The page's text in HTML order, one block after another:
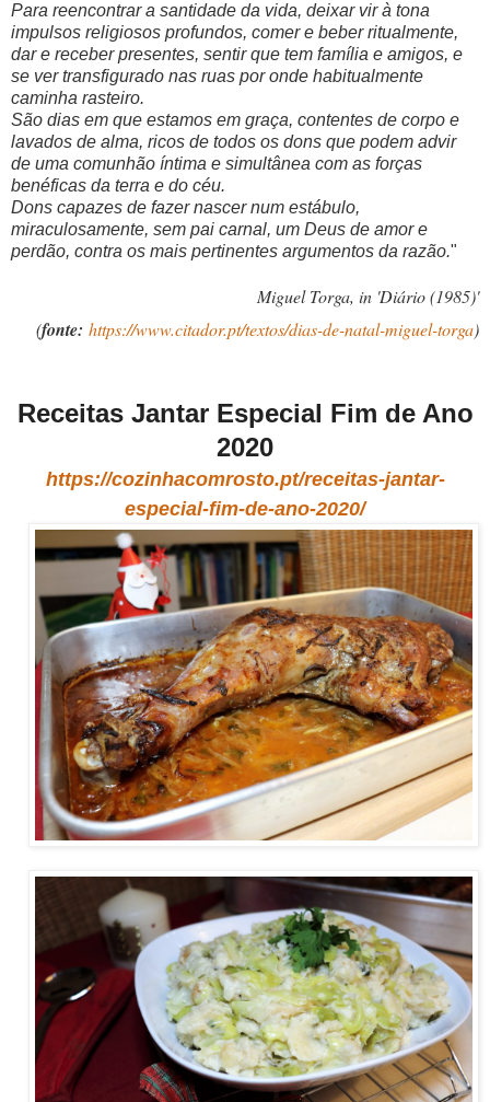
Para reencontrar a santidade da vida, deixar vir à tona
impulsos religiosos profundos, comer e beber ritualmente,
dar e receber presentes, sentir que tem família e amigos, e
se ver transfigurado nas ruas por onde habitualmente
caminha rasteiro.
São dias em que estamos em graça, contentes de corpo e
lavados de alma, ricos de todos os dons que podem advir
de uma comunhão íntima e simultânea com as forças
benéficas da terra e do céu.
Dons capazes de fazer nascer num estábulo,
miraculosamente, sem pai carnal, um Deus de amor e
perdão, contra os mais pertinentes argumentos da razão."
Miguel Torga, in 'Diário (1985)'
(fonte: https://www.citador.pt/textos/dias-de-natal-miguel-torga)
Receitas Jantar Especial Fim de Ano
2020
https://cozinhacomrosto.pt/receitas-jantar-
especial-fim-de-ano-2020/